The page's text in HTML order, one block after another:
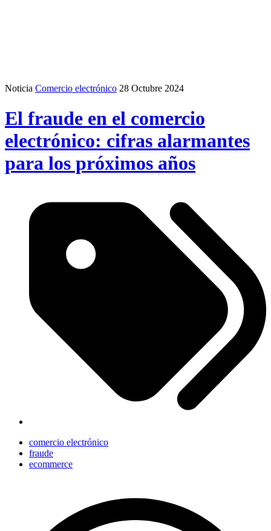
Noticia Comercio electrónico 28 Octubre 2024
El fraude en el comercio
electrónico: cifras alarmantes
para los próximos años
comercio electrónico
fraude
ecommerce